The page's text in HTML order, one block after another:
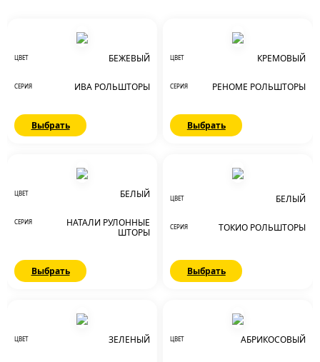
ЦВЕТ БЕЖЕВЫЙ
СЕРИЯ ИВА РОЛЬШТОРЫ
Выбрать
ЦВЕТ КРЕМОВЫЙ
СЕРИЯ РЕНОМЕ РОЛЬШТОРЫ
Выбрать
ЦВЕТ БЕЛЫЙ
СЕРИЯ
НАТАЛИ РУЛОННЫЕ
ШТОРЫ
Выбрать
ЦВЕТ БЕЛЫЙ
СЕРИЯ ТОКИО РОЛЬШТОРЫ
Выбрать
ЦВЕТ ЗЕЛЕНЫЙ ЦВЕТ АБРИКОСОВЫЙ